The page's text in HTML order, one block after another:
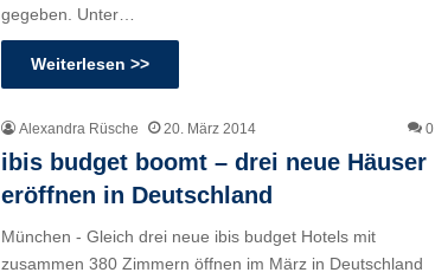
gegeben. Unter…
Weiterlesen >>
Alexandra Rüsche 20. März 2014 0
ibis budget boomt – drei neue Häuser
eröffnen in Deutschland
München - Gleich drei neue ibis budget Hotels mit
zusammen 380 Zimmern öffnen im März in Deutschland